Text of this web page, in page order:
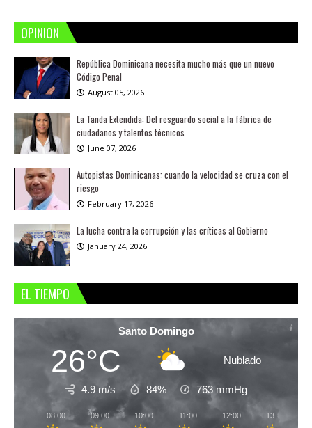
OPINION
República Dominicana necesita mucho más que un nuevo
Código Penal
August 05, 2026
La Tanda Extendida: Del resguardo social a la fábrica de
ciudadanos y talentos técnicos
June 07, 2026
Autopistas Dominicanas: cuando la velocidad se cruza con el
riesgo
February 17, 2026
La lucha contra la corrupción y las críticas al Gobierno
January 24, 2026
EL TIEMPO
Santo Domingo
26°C Nublado
4.9 m/s 84% 763 mmHg
08:00 09:00 10:00 11:00 12:00 13:00